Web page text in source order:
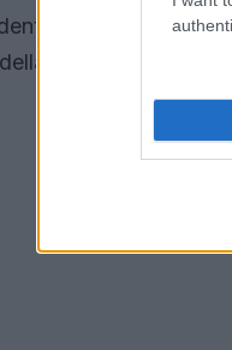
La domanda è
moda che